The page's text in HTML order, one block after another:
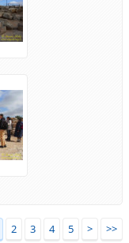
2 3 4 5 > >>